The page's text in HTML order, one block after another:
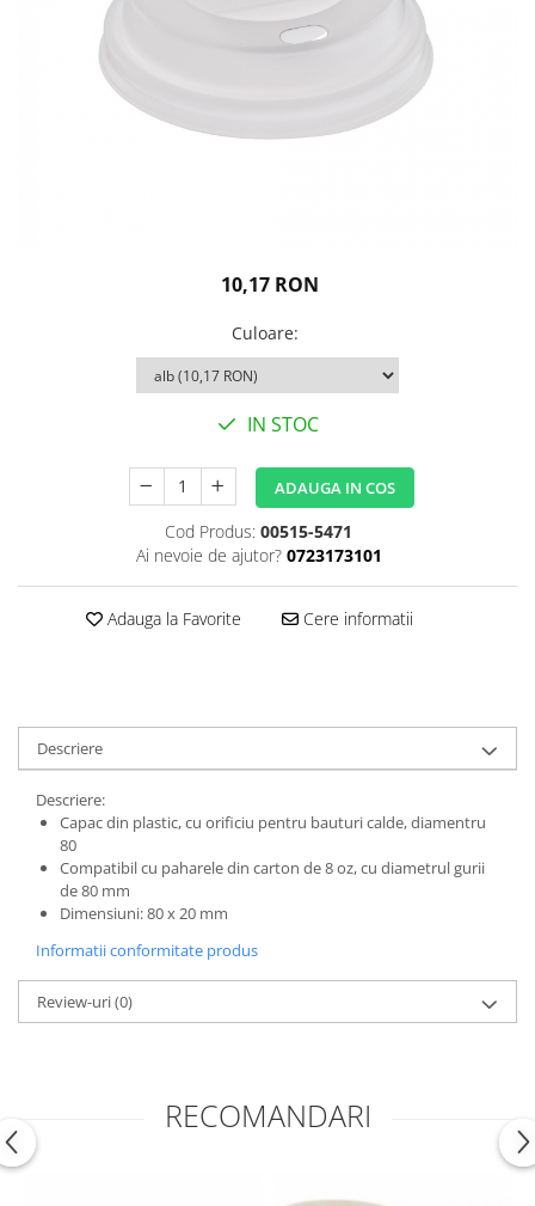
10,17 RON
Culoare:
IN STOC
ADAUGA IN COS
Cod Produs: 00515-5471
Ai nevoie de ajutor? 0723173101
Adauga la Favorite Cere informatii
Descriere
Descriere:
Capac din plastic, cu orificiu pentru bauturi calde, diamentru
80
Compatibil cu paharele din carton de 8 oz, cu diametrul gurii
de 80 mm
Dimensiuni: 80 x 20 mm
Informatii conformitate produs
Review-uri(0)
RECOMANDARI